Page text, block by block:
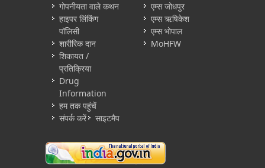
गोपनीयता वाले कथन
हाइपर लिंकिंग
पॉलिसी
शारीरिक दान
शिकायत /
प्रतिक्रिया
Drug
Information
हम तक पहुंचें
संपर्क करें
साइटमैप
एम्स जोधपुर
एम्स ऋषिकेश
एम्स भोपाल
MoHFW